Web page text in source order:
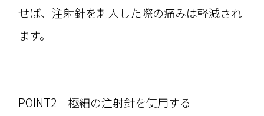
せば、注射針を刺入した際の痛みは軽減され
ます。
POINT2 極細の注射針を使用する